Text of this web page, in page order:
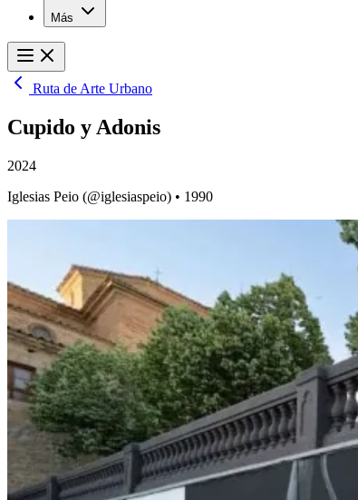
Más
Ruta de Arte Urbano
Cupido y Adonis
2024
Iglesias Peio (@iglesiaspeio) • 1990